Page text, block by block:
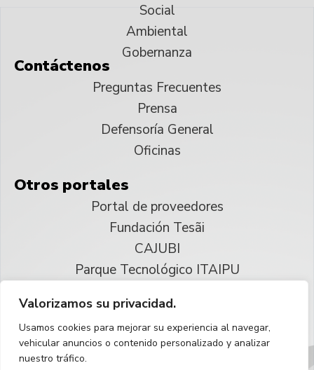
Valorizamos su privacidad.
Usamos cookies para mejorar su experiencia al navegar,
vehicular anuncios o contenido personalizado y analizar
nuestro tráfico.
Social
Ambiental
Gobernanza
Contáctenos
Preguntas Frecuentes
Prensa
Defensoría General
Oficinas
Otros portales
Portal de proveedores
Fundación Tesãi
CAJUBI
Parque Tecnológico ITAIPU
Reservados todos los derechos
Español